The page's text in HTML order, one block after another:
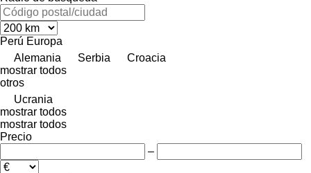
Perú Europa
Alemania
Serbia
Croacia
mostrar todos
otros
Ucrania
mostrar todos
mostrar todos
Precio
–